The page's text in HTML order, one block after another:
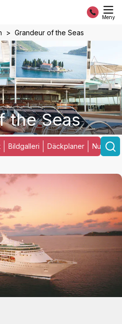
Meny
Grandeur of the Seas
the Seas
Bildgalleri Däckplaner